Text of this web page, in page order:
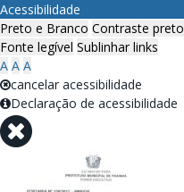
Acessibilidade
Preto e Branco Contraste preto
Fonte legível Sublinhar links
A A A
cancelar acessibilidade
Declaração de acessibilidade